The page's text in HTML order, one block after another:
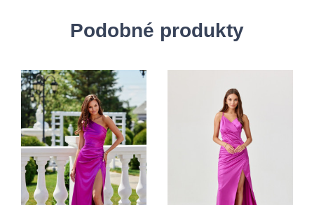
Podobné produkty